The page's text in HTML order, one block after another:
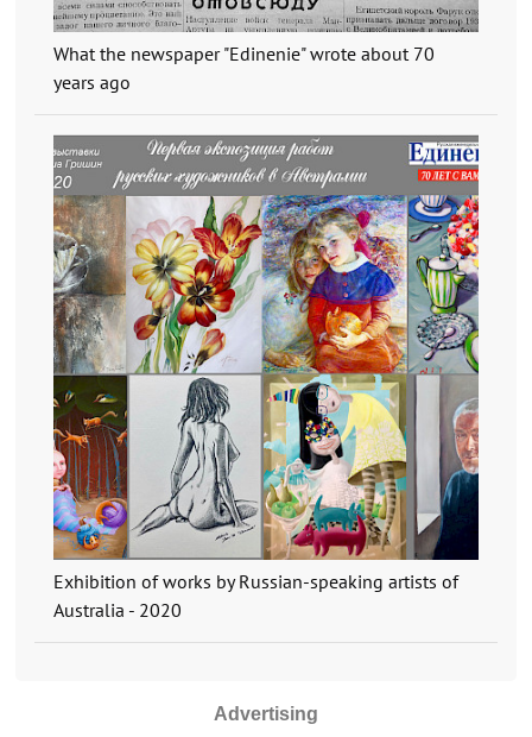
What the newspaper "Edinenie" wrote about 70
years ago
Exhibition of works by Russian-speaking artists of
Australia - 2020
Advertising